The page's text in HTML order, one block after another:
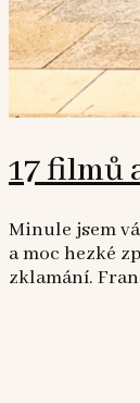
17 filmů
Minule jsem
a moc hezké
zklamání.